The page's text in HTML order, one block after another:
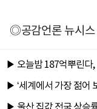
◎공감언론 뉴시스